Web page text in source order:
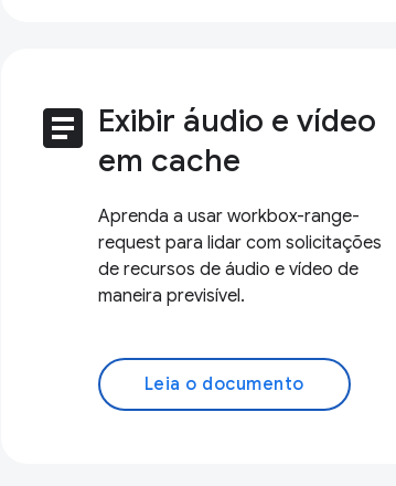
article Exibir áudio e vídeo
em cache
Aprenda a usar workbox-range-
request para lidar com solicitações
de recursos de áudio e vídeo de
maneira previsível.
Leia o documento